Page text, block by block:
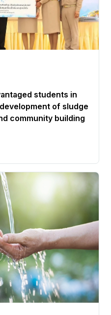
students in
of sludge
community building